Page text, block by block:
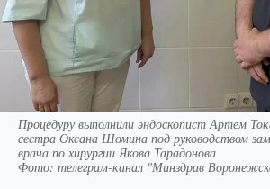
Процедуру выполнили эндоскопист Артем
сестра Оксана Шомина под руководством
врача по хирургии Якова Тарадонова
Фото: телеграм-канал "Минздрав